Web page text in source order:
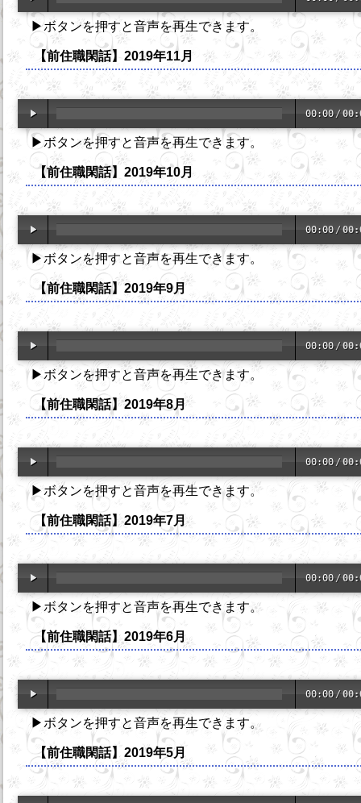
▶ボタンを押すと音声を再生できます。
【前住職閑話】2019年11月
00:00 /
▶ボタンを押すと音声を再生できます。
【前住職閑話】2019年10月
00:00 /
▶ボタンを押すと音声を再生できます。
【前住職閑話】2019年9月
00:00 /
▶ボタンを押すと音声を再生できます。
【前住職閑話】2019年8月
00:00 /
▶ボタンを押すと音声を再生できます。
【前住職閑話】2019年7月
00:00 /
▶ボタンを押すと音声を再生できます。
【前住職閑話】2019年6月
00:00 /
▶ボタンを押すと音声を再生できます。
【前住職閑話】2019年5月